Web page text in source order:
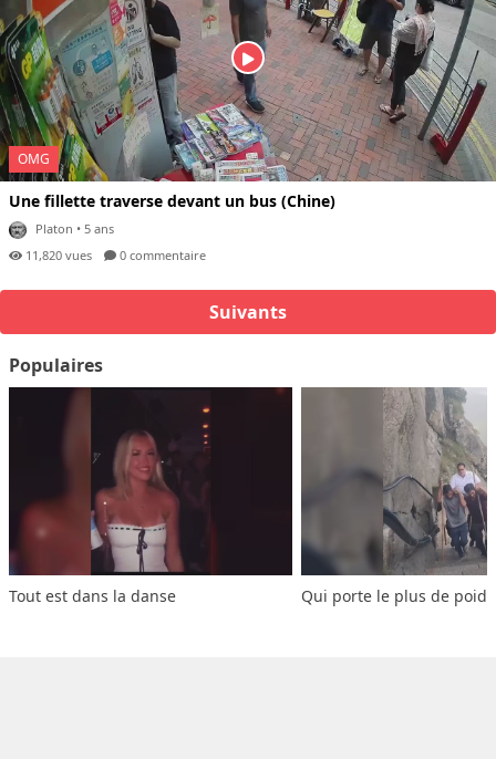
OMG
Une fillette traverse devant un bus (Chine)
Platon • 5 ans
11,820 vues
0 commentaire
Suivants
Populaires
Tout est dans la danse Qui porte le plus de poids